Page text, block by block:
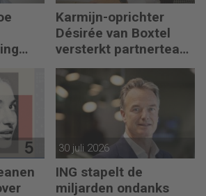
Karmijn-oprichter
Désirée van Boxtel
versterkt partnerteam
CFO Capabel
30 juli 2026
ING stapelt de
miljarden ondanks